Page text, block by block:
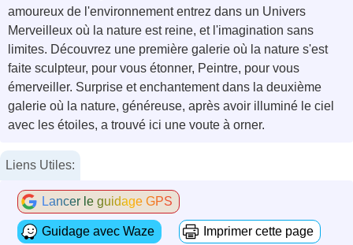
amoureux de l'environnement entrez dans un Univers
Merveilleux où la nature est reine, et l'imagination sans
limites. Découvrez une première galerie où la nature s'est
faite sculpteur, pour vous étonner, Peintre, pour vous
émerveiller. Surprise et enchantement dans la deuxième
galerie où la nature, généreuse, après avoir illuminé le ciel
avec les étoiles, a trouvé ici une voute à orner.
Liens Utiles:
Lancer le guidage GPS
Guidage avec Waze Imprimer cette page